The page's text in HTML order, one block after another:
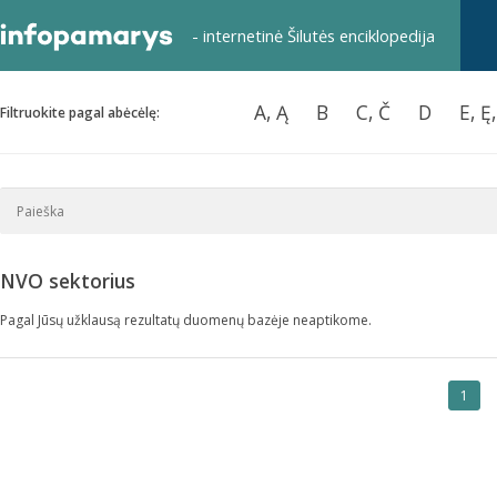
- internetinė Šilutės enciklopedija
Filtruokite pagal abėcėlę: A, Ą B C, Č D E,
NVO sektorius
Pagal Jūsų užklausą rezultatų duomenų bazėje neaptikome.
1